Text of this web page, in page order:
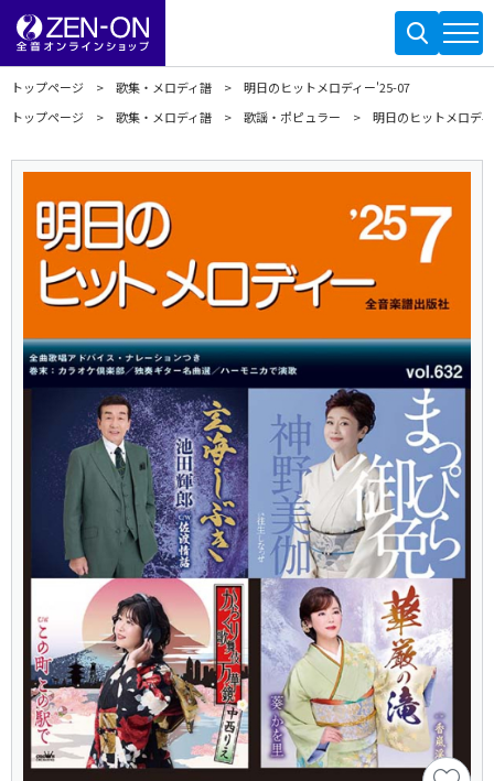
トップページ 歌集・メロディ譜
明日のヒットメロディー'25-07
トップページ
歌集・メロディ譜 歌謡・ポピュラー 明日のヒットメロデ